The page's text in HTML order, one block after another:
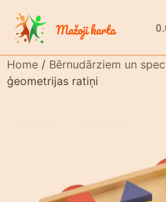
Home / Bērnudārziem un
ģeometrijas ratiņi